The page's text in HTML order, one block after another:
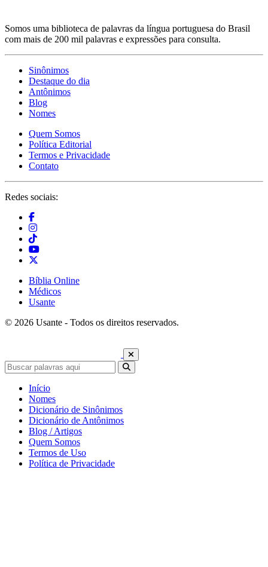
Somos uma biblioteca de palavras da língua portuguesa do Brasil
com mais de 200 mil palavras e expressões para consulta.
Sinônimos
Destaque do dia
Antônimos
Blog
Nomes
Quem Somos
Política Editorial
Termos e Privacidade
Contato
Redes sociais:
Bíblia Online
Médicos
Usante
© 2026 Usante - Todos os direitos reservados.
Início
Nomes
Dicionário de Sinônimos
Dicionário de Antônimos
Blog / Artigos
Quem Somos
Termos de Uso
Política de Privacidade